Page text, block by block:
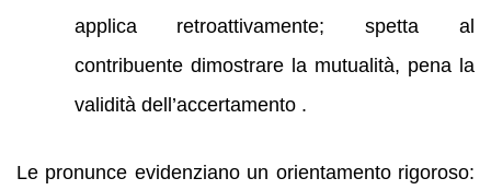
applica retroattivamente; spetta al
contribuente dimostrare la mutualità, pena la
validità dell’accertamento .
Le pronunce evidenziano un orientamento rigoroso: